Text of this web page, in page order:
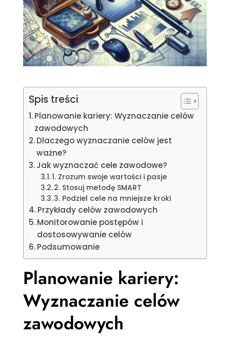
Spis treści
Planowanie kariery: Wyznaczanie celów
zawodowych
Dlaczego wyznaczanie celów jest
ważne?
Jak wyznaczać cele zawodowe?
1. Zrozum swoje wartości i pasje
2. Stosuj metodę SMART
3. Podziel cele na mniejsze kroki
Przykłady celów zawodowych
Monitorowanie postępów i
dostosowywanie celów
Podsumowanie
Planowanie kariery:
Wyznaczanie celów
zawodowych